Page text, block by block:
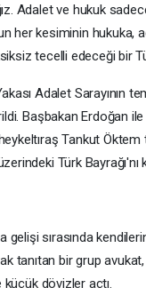
Adalet ve hukuk
her kesiminin hukuka,
tecelli edeceği bir
Adalet Sarayının
Başbakan Erdoğan
Tankut
Türk Bayrağı'nı
gelişi sırasında
tanıtan bir grup
küçük dövizler açtı.